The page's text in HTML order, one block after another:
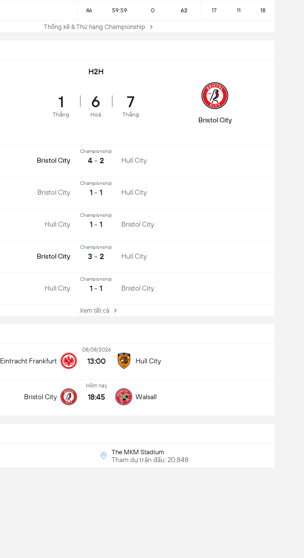
Eintracht Frankfurt
08/08/2026
13:00 Hull City
Bristol City
Hôm nay
18:45 Walsall
The MKM Stadium
Tham dự trận đấu: 20,848
46 59:59 0 62 17 11 18
Thống kê & Thứ hạng Championship
H2H
1
Thắng
6
Hoà
7
Thắng
Bristol City
Bristol City
Championship
4 - 2 Hull City
Bristol City
Championship
1 - 1 Hull City
Hull City
Championship
1 - 1 Bristol City
Bristol City
Championship
3 - 2 Hull City
Hull City
Championship
1 - 1 Bristol City
Xem tất cả